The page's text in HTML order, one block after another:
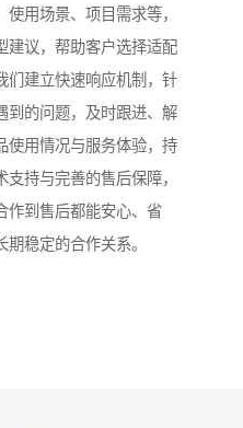
用场景、项目需求等，
建议，帮助客户选择适配
们建立快速响应机制，针
到的问题，及时跟进、解
使用情况与服务体验，持
持与完善的售后保障，
作到售后都能安心、省
稳定的合作关系。